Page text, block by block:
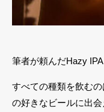
筆者が頼んだHazy IPA
すべての種類を飲む
の好きなビールに出